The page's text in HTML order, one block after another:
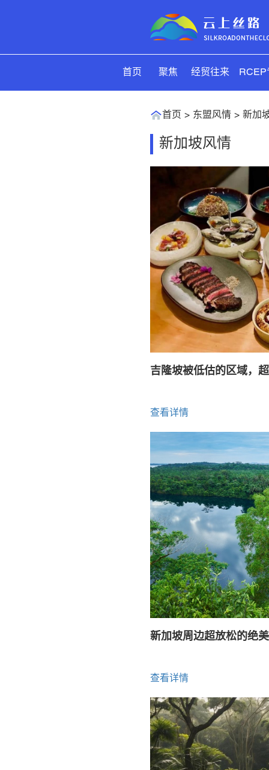
首页 聚焦 经贸往来 RCEP
首页 东盟风情 新加
新加坡风情
吉隆坡被低估的区域，
查看详情
新加坡周边超放松的绝
查看详情